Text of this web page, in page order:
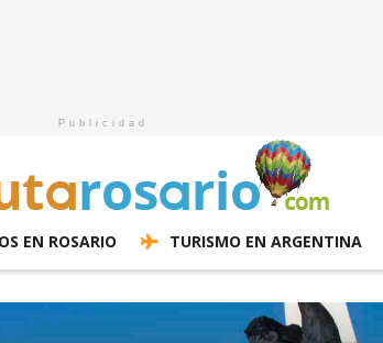
Publicidad
EN ROSARIO TURISMO EN ARGENTINA